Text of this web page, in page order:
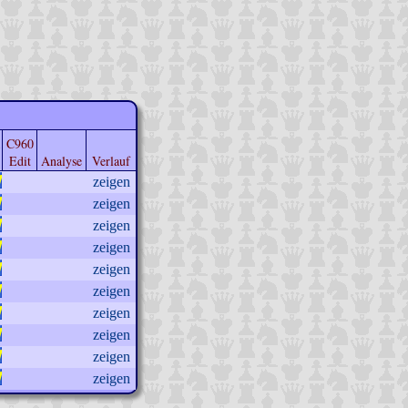
C960
Edit
Analyse Verlauf
zeigen
zeigen
zeigen
zeigen
zeigen
zeigen
zeigen
zeigen
zeigen
zeigen